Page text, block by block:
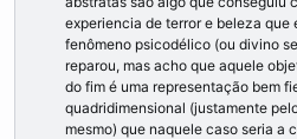
experiencia de terror e beleza que
fenômeno psicodélico (ou divino
reparou, mas acho que aquele
do fim é uma representação bem
quadridimensional (justamente
mesmo) que naquele caso seria a